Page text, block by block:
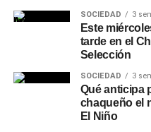
SOCIEDAD 3
Este
tarde en el
Selección
SOCIEDAD 3
Qué anticipa
chaqueño el
El Niño